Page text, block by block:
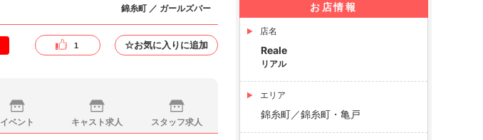
錦糸町 ／ ガールズバー
1 ☆お気に入りに追加
イベント キャスト求人 スタッフ求人
お店情報
店名
Reale
リアル
エリア
錦糸町／錦糸町・亀戸